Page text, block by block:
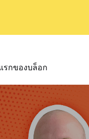
รกของบล็อก